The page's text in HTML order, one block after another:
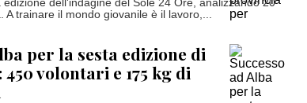
edizione dell'indagine del Sole 24 Ore, analizzando 20
A trainare il mondo giovanile è il lavoro,...
per la sesta edizione di
450 volontari e 175 kg di